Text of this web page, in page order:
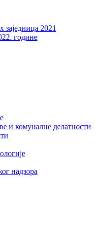
заједница 2021
године
и комуналне делатности
надзора